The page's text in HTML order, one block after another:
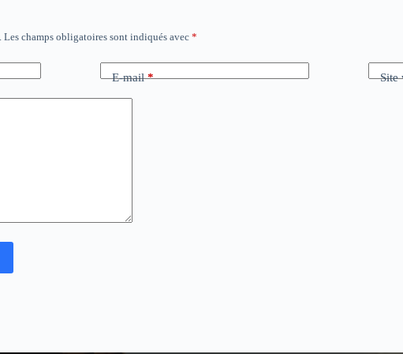
Les champs obligatoires sont indiqués avec *
E-mail* Site